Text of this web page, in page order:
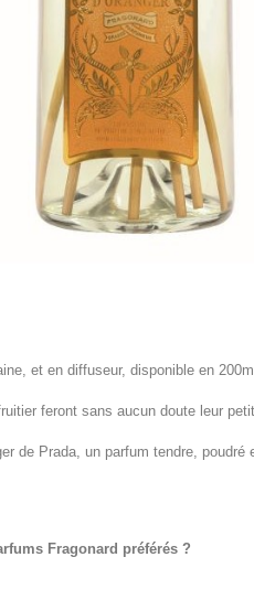
et en diffuseur, disponible en
feront sans aucun doute leur
de Prada, un parfum tendre, poudré
Fragonard préférés ?